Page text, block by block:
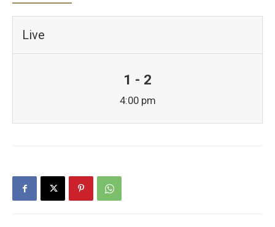
Live
1 - 2
4:00 pm